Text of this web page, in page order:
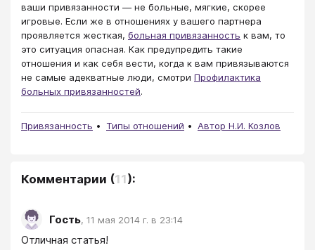
ваши привязанности — не больные, мягкие, скорее
игровые. Если же в отношениях у вашего партнера
проявляется жесткая, больная привязанность к вам, то
это ситуация опасная. Как предупредить такие
отношения и как себя вести, когда к вам привязываются
не самые адекватные люди, смотри Профилактика
больных привязанностей.
Привязанность Типы отношений Автор Н.И. Козлов
Комментарии (11):
Гость, 11 мая 2014 г. в 23:14
Отличная статья!